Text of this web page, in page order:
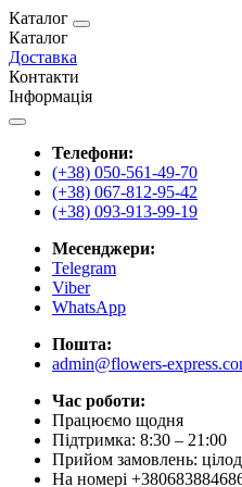
Каталог
Каталог
Доставка
Контакти
Інформація
Телефони:
(+38) 050-561-49-70
(+38) 067-812-95-42
(+38) 093-913-99-19
Месенджери:
Telegram
Viber
WhatsApp
Пошта:
admin@flowers-
Час роботи:
Працюємо щодня
Підтримка: 8:30 – 21:00
Прийом замовлень:
На номері